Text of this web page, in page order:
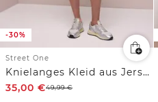
-30%
Street One
Knielanges Kleid aus Jersey
35,00 €49,99€